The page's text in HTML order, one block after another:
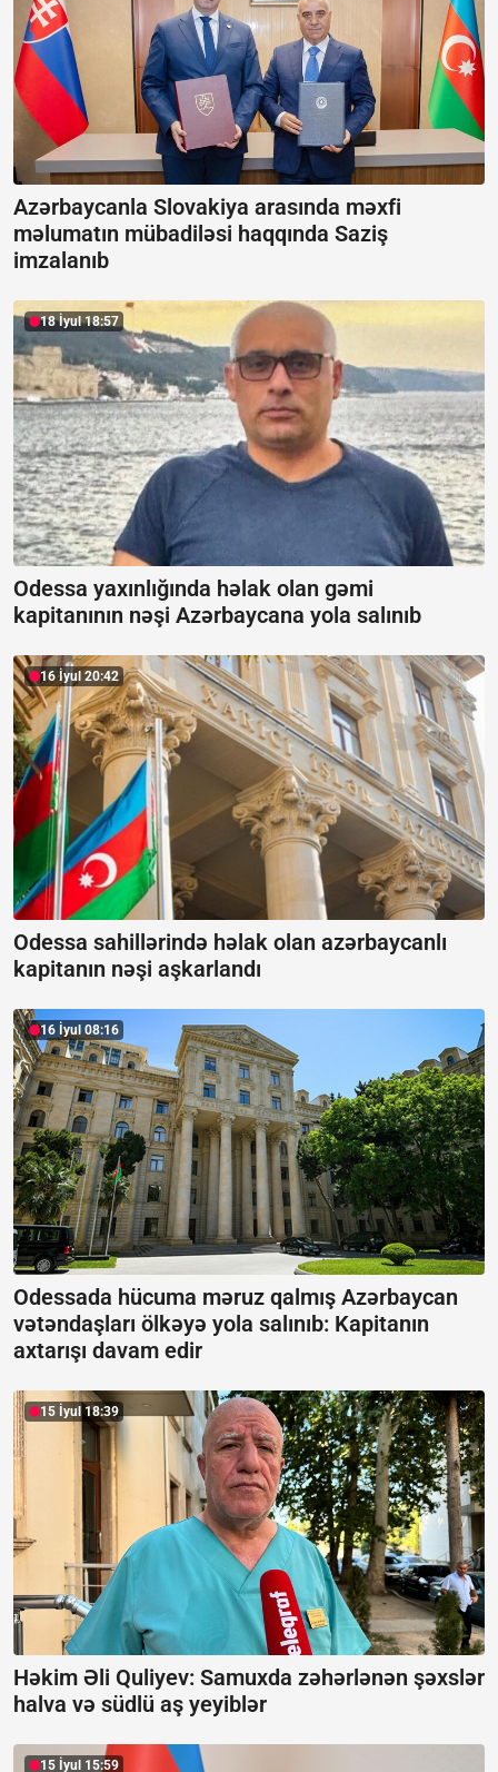
Azərbaycanla Slovakiya arasında məxfi
məlumatın mübadiləsi haqqında Saziş
imzalanıb
18 İyul 18:57
Odessa yaxınlığında həlak olan gəmi
kapitanının nəşi Azərbaycana yola salınıb
16 İyul 20:42
Odessa sahillərində həlak olan azərbaycanlı
kapitanın nəşi aşkarlandı
16 İyul 08:16
Odessada hücuma məruz qalmış Azərbaycan
vətəndaşları ölkəyə yola salınıb: Kapitanın
axtarışı davam edir
15 İyul 18:39
Həkim Əli Quliyev: Samuxda zəhərlənən şəxslər
halva və südlü aş yeyiblər
15 İyul 15:59